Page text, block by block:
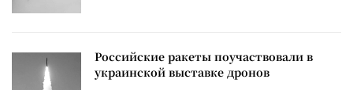
Российские ракеты поучаствовали в
украинской выставке дронов